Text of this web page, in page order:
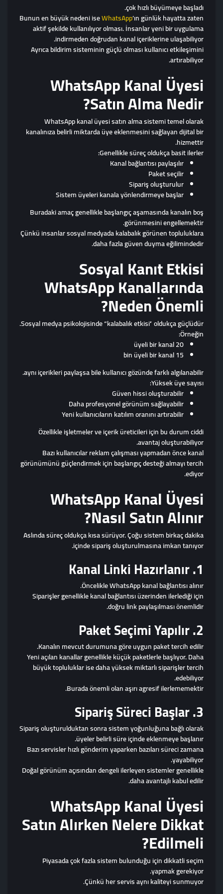
çok hızlı büyümeye başladı.
Bunun en büyük nedeni iseWhatsApp’ın günlük hayatta zaten
aktif şekilde kullanılıyor olması. İnsanlar yeni bir uygulama
indirmeden doğrudan kanal içeriklerine ulaşabiliyor.
Ayrıca bildirim sisteminin güçlü olması kullanıcı etkileşimini
artırabiliyor.
WhatsApp Kanal Üyesi
Satın Alma Nedir?
WhatsApp kanal üyesi satın alma sistemi temel olarak
kanalınıza belirli miktarda üye eklenmesini sağlayan dijital bir
hizmettir.
Genellikle süreç oldukça basit ilerler:
Kanal bağlantısı paylaşılır
Paket seçilir
Sipariş oluşturulur
Sistem üyeleri kanala yönlendirmeye başlar
Buradaki amaç genellikle başlangıç aşamasında kanalın boş
görünmesini engellemektir.
Çünkü insanlar sosyal medyada kalabalık görünen topluluklara
daha fazla güven duyma eğilimindedir.
Sosyal Kanıt Etkisi
WhatsApp Kanallarında
Neden Önemli?
Sosyal medya psikolojisinde “kalabalık etkisi” oldukça güçlüdür.
Örneğin:
20 üyeli bir kanal
15 bin üyeli bir kanal
aynı içerikleri paylaşsa bile kullanıcı gözünde farklı algılanabilir.
Yüksek üye sayısı:
Güven hissi oluşturabilir
Daha profesyonel görünüm sağlayabilir
Yeni kullanıcıların katılım oranını artırabilir
Özellikle işletmeler ve içerik üreticileri için bu durum ciddi
avantaj oluşturabiliyor.
Bazı kullanıcılar reklam çalışması yapmadan önce kanal
görünümünü güçlendirmek için başlangıç desteği almayı tercih
ediyor.
WhatsApp Kanal Üyesi
Nasıl Satın Alınır?
Aslında süreç oldukça kısa sürüyor. Çoğu sistem birkaç dakika
içinde sipariş oluşturulmasına imkan tanıyor.
1. Kanal Linki Hazırlanır
Öncelikle WhatsApp kanal bağlantısı alınır.
Siparişler genellikle kanal bağlantısı üzerinden ilerlediği için
doğru link paylaşılması önemlidir.
2. Paket Seçimi Yapılır
Kanalın mevcut durumuna göre uygun paket tercih edilir.
Yeni açılan kanallar genellikle küçük paketlerle başlıyor. Daha
büyük topluluklar ise daha yüksek miktarlı siparişler tercih
edebiliyor.
Burada önemli olan aşırı agresif ilerlememektir.
3. Sipariş Süreci Başlar
Sipariş oluşturulduktan sonra sistem yoğunluğuna bağlı olarak
üyeler belirli süre içinde eklenmeye başlanır.
Bazı servisler hızlı gönderim yaparken bazıları süreci zamana
yayabiliyor.
Doğal görünüm açısından dengeli ilerleyen sistemler genellikle
daha avantajlı kabul edilir.
WhatsApp Kanal Üyesi
Satın Alırken Nelere Dikkat
Edilmeli?
Piyasada çok fazla sistem bulunduğu için dikkatli seçim
yapmak gerekiyor.
Çünkü her servis aynı kaliteyi sunmuyor.